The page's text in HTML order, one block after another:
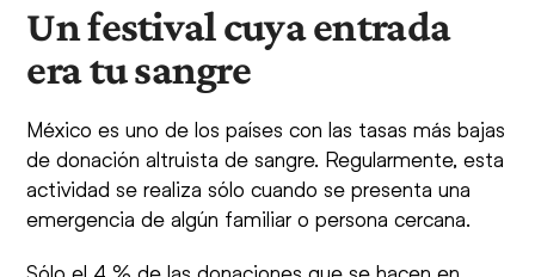
Un festival cuya entrada
era tu sangre
México es uno de los países con las tasas más bajas
de donación altruista de sangre. Regularmente, esta
actividad se realiza sólo cuando se presenta una
emergencia de algún familiar o persona cercana.